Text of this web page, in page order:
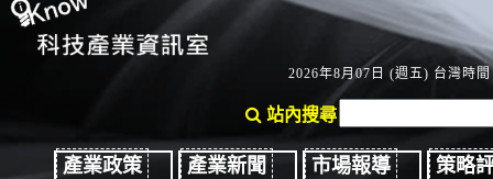
2026年8月07日 (週五) 台灣時間
站內搜尋
產業政策 產業新聞 市場報導
策略